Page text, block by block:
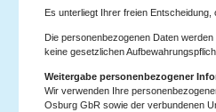
Es unterliegt Ihrer freien Entscheidung,
Die personenbezogenen Daten
keine gesetzlichen
Weitergabe personenbezogener
Wir verwenden Ihre
Osburg GbR sowie der verbundenen